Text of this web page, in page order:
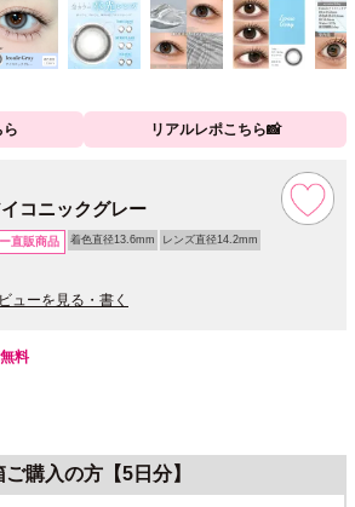
ら リアルレポこちら📸
コニックグレー
直販商品 着色直径13.6mm レンズ直径14.2mm
ューを見る・書く
料
ご購入の方【5日分】